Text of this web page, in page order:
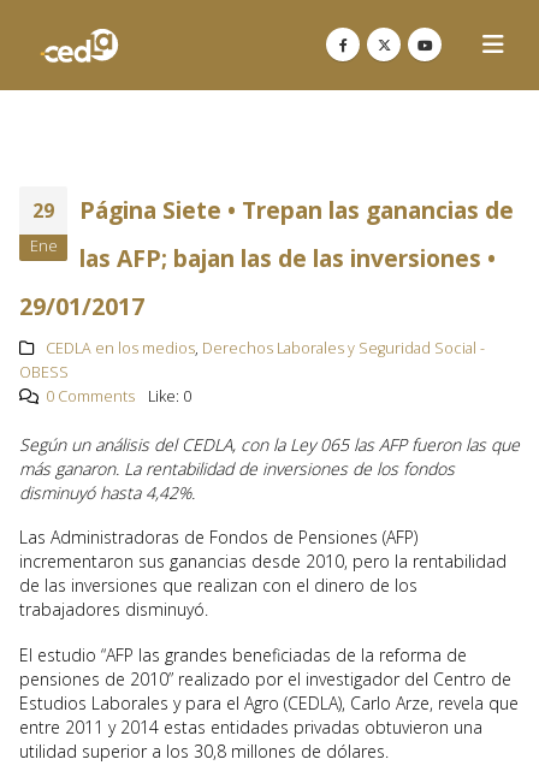
29
Ene
Página Siete • Trepan las ganancias de
las AFP; bajan las de las inversiones •
29/01/2017
CEDLA en los medios, Derechos Laborales y Seguridad Social -
OBESS
0 Comments
Like: 0
Según un análisis del CEDLA, con la Ley 065 las AFP fueron las que
más ganaron. La rentabilidad de inversiones de los fondos
disminuyó hasta 4,42%.
Las Administradoras de Fondos de Pensiones (AFP)
incrementaron sus ganancias desde 2010, pero la rentabilidad
de las inversiones que realizan con el dinero de los
trabajadores disminuyó.
El estudio “AFP las grandes beneficiadas de la reforma de
pensiones de 2010” realizado por el investigador del Centro de
Estudios Laborales y para el Agro (CEDLA), Carlo Arze, revela que
entre 2011 y 2014 estas entidades privadas obtuvieron una
utilidad superior a los 30,8 millones de dólares.